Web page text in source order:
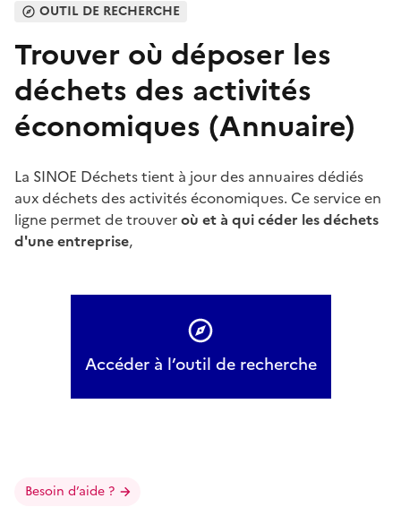
OUTIL DE RECHERCHE
Trouver où déposer les
déchets des activités
économiques (Annuaire)
La SINOE Déchets tient à jour des annuaires dédiés
aux déchets des activités économiques. Ce service en
ligne permet de trouveroù et à qui céder les déchets
d'une entreprise,
Accéder à l’outil de recherche
Besoin d’aide ?